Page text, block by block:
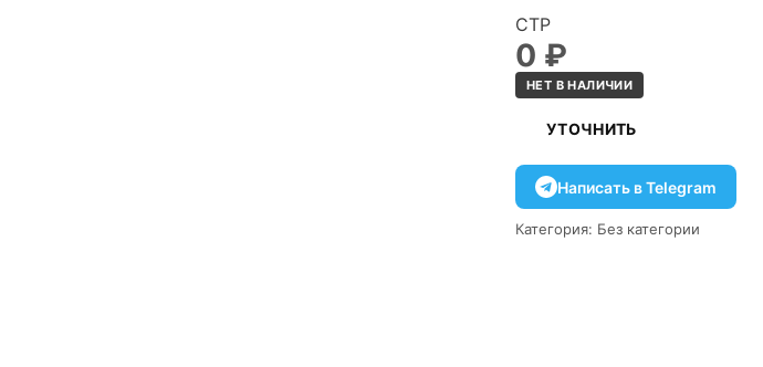
CTP
0 ₽
НЕТ В НАЛИЧИИ
УТОЧНИТЬ
Написать в Telegram
Категория: Без категории